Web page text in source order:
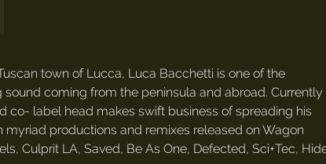
town of Lucca, Luca Bacchetti is one of the
coming from the peninsula and abroad. Currently
co- label head makes swift business of spreading his
productions and remixes released on Wagon
Culprit LA, Saved, Be As One, Defected, Sci+Tec,